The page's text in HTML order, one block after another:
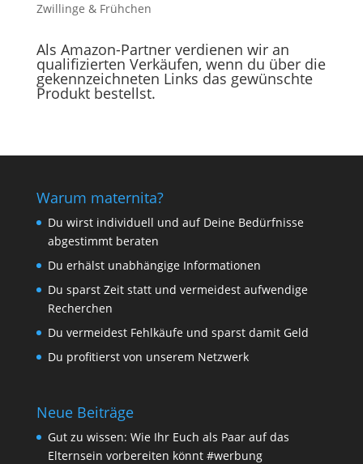
Zwillinge & Frühchen
Als Amazon-Partner verdienen wir an
qualifizierten Verkäufen, wenn du über die
gekennzeichneten Links das gewünschte
Produkt bestellst.
Warum maternita?
Du wirst individuell und auf Deine Bedürfnisse
abgestimmt beraten
Du erhälst unabhängige Informationen
Du sparst Zeit statt und vermeidest aufwendige
Recherchen
Du vermeidest Fehlkäufe und sparst damit Geld
Du profitierst von unserem Netzwerk
Neue Beiträge
Gut zu wissen: Wie Ihr Euch als Paar auf das
Elternsein vorbereiten könnt #werbung